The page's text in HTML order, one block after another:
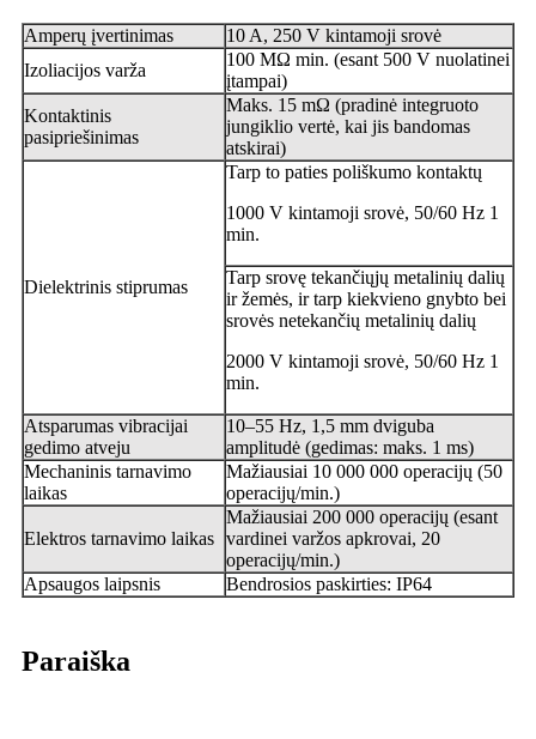
Amperų įvertinimas
10 A, 250 V kintamoji srovė
Izoliacijos varža
100 MΩ min. (esant 500 V nuolatinei
įtampai)
Kontaktinis
pasipriešinimas
Maks. 15 mΩ (pradinė integruoto
jungiklio vertė, kai jis bandomas
atskirai)
Dielektrinis stiprumas
Tarp to paties poliškumo kontaktų
1000 V kintamoji srovė, 50/60 Hz 1
min.
Tarp srovę tekančiųjų metalinių dalių
ir žemės, ir tarp kiekvieno gnybto bei
srovės netekančių metalinių dalių
2000 V kintamoji srovė, 50/60 Hz 1
min.
Atsparumas vibracijai
gedimo atveju
10–55 Hz, 1,5 mm dviguba
amplitudė (gedimas: maks. 1 ms)
Mechaninis tarnavimo
laikas
Mažiausiai 10 000 000 operacijų (50
operacijų/min.)
Elektros tarnavimo laikas
Mažiausiai 200 000 operacijų (esant
vardinei varžos apkrovai, 20
operacijų/min.)
Apsaugos laipsnis
Bendrosios paskirties: IP64
Paraiška